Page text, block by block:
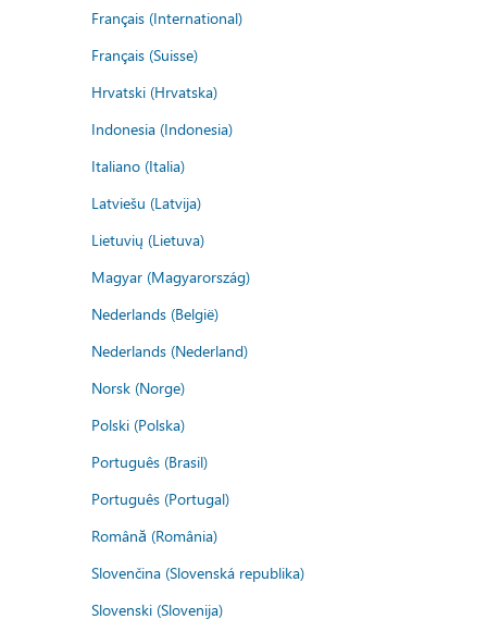
Français (International)
Français (Suisse)
Hrvatski (Hrvatska)
Indonesia (Indonesia)
Italiano (Italia)
Latviešu (Latvija)
Lietuvių (Lietuva)
Magyar (Magyarország)
Nederlands (België)
Nederlands (Nederland)
Norsk (Norge)
Polski (Polska)
Português (Brasil)
Português (Portugal)
Română (România)
Slovenčina (Slovenská republika)
Slovenski (Slovenija)